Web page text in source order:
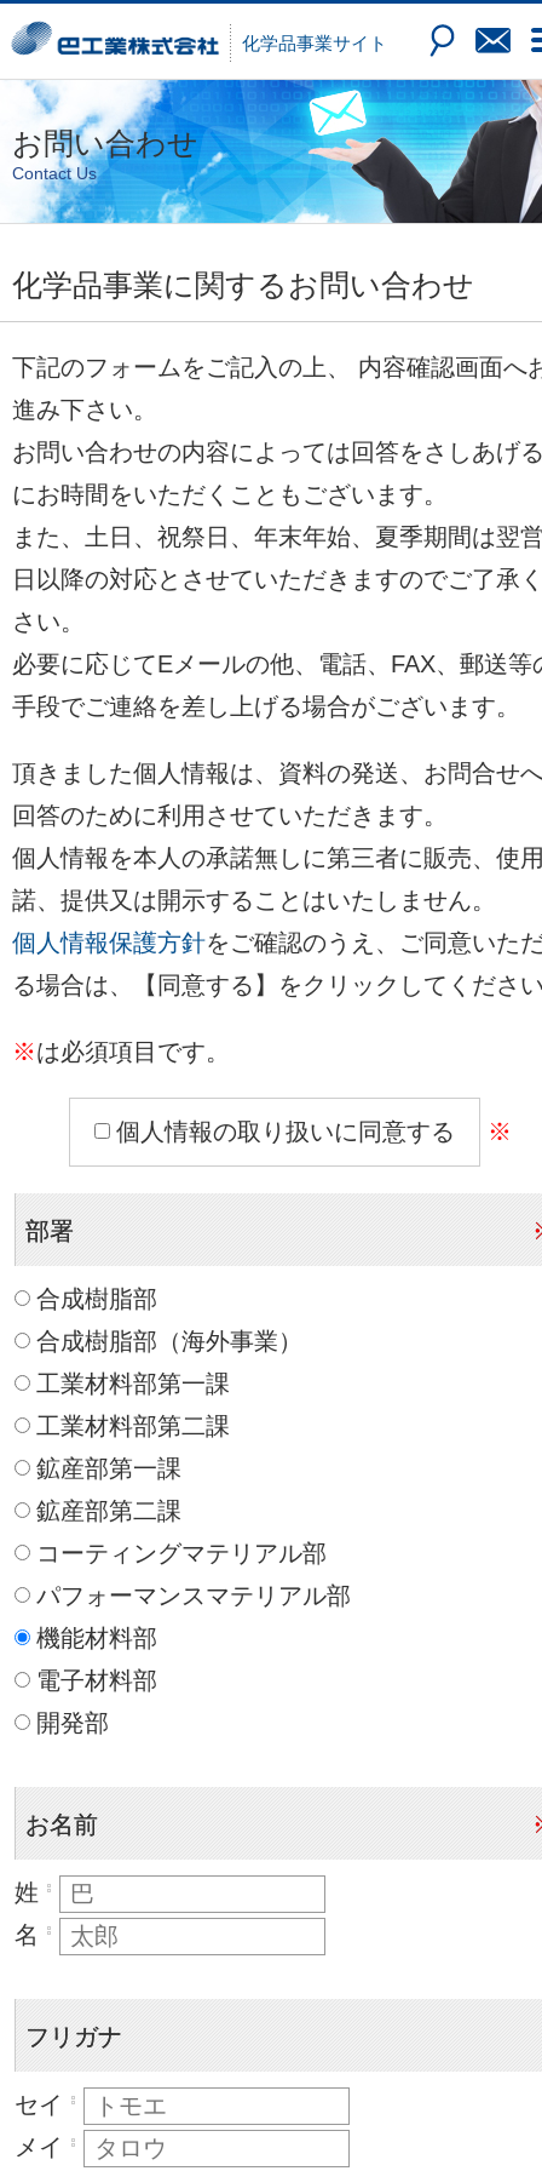
化学品事業サイト
お問い合わせ
Contact Us
化学品事業に関するお問い合わせ
下記のフォームをご記入の上、 内容確認画面へ
進み下さい。
お問い合わせの内容によっては回答をさしあげ
にお時間をいただくこともございます。
また、土日、祝祭日、年末年始、夏季期間は翌
日以降の対応とさせていただきますのでご了承
さい。
必要に応じてEメールの他、電話、FAX、郵送等
手段でご連絡を差し上げる場合がございます。
頂きました個人情報は、資料の発送、お問合せ
回答のために利用させていただきます。
個人情報を本人の承諾無しに第三者に販売、使
諾、提供又は開示することはいたしません。
個人情報保護方針をご確認のうえ、ご同意いた
る場合は、【同意する】をクリックしてくださ
※は必須項目です。
個人情報の取り扱いに同意する ※
部署
合成樹脂部
合成樹脂部（海外事業）
工業材料部第一課
工業材料部第二課
鉱産部第一課
鉱産部第二課
コーティングマテリアル部
パフォーマンスマテリアル部
機能材料部
電子材料部
開発部
お名前
姓
名
フリガナ
セイ
メイ